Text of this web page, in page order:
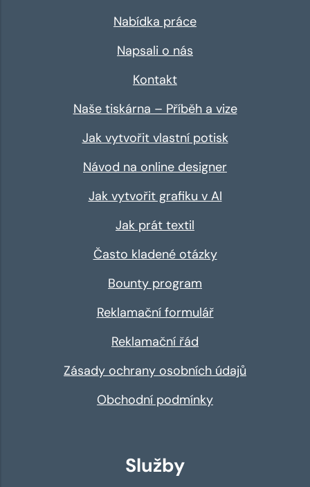
Nabídka práce
Napsali o nás
Kontakt
Naše tiskárna – Příběh a vize
Jak vytvořit vlastní potisk
Návod na online designer
Jak vytvořit grafiku v AI
Jak prát textil
Často kladené otázky
Bounty program
Reklamační formulář
Reklamační řád
Zásady ochrany osobních údajů
Obchodní podmínky
Služby